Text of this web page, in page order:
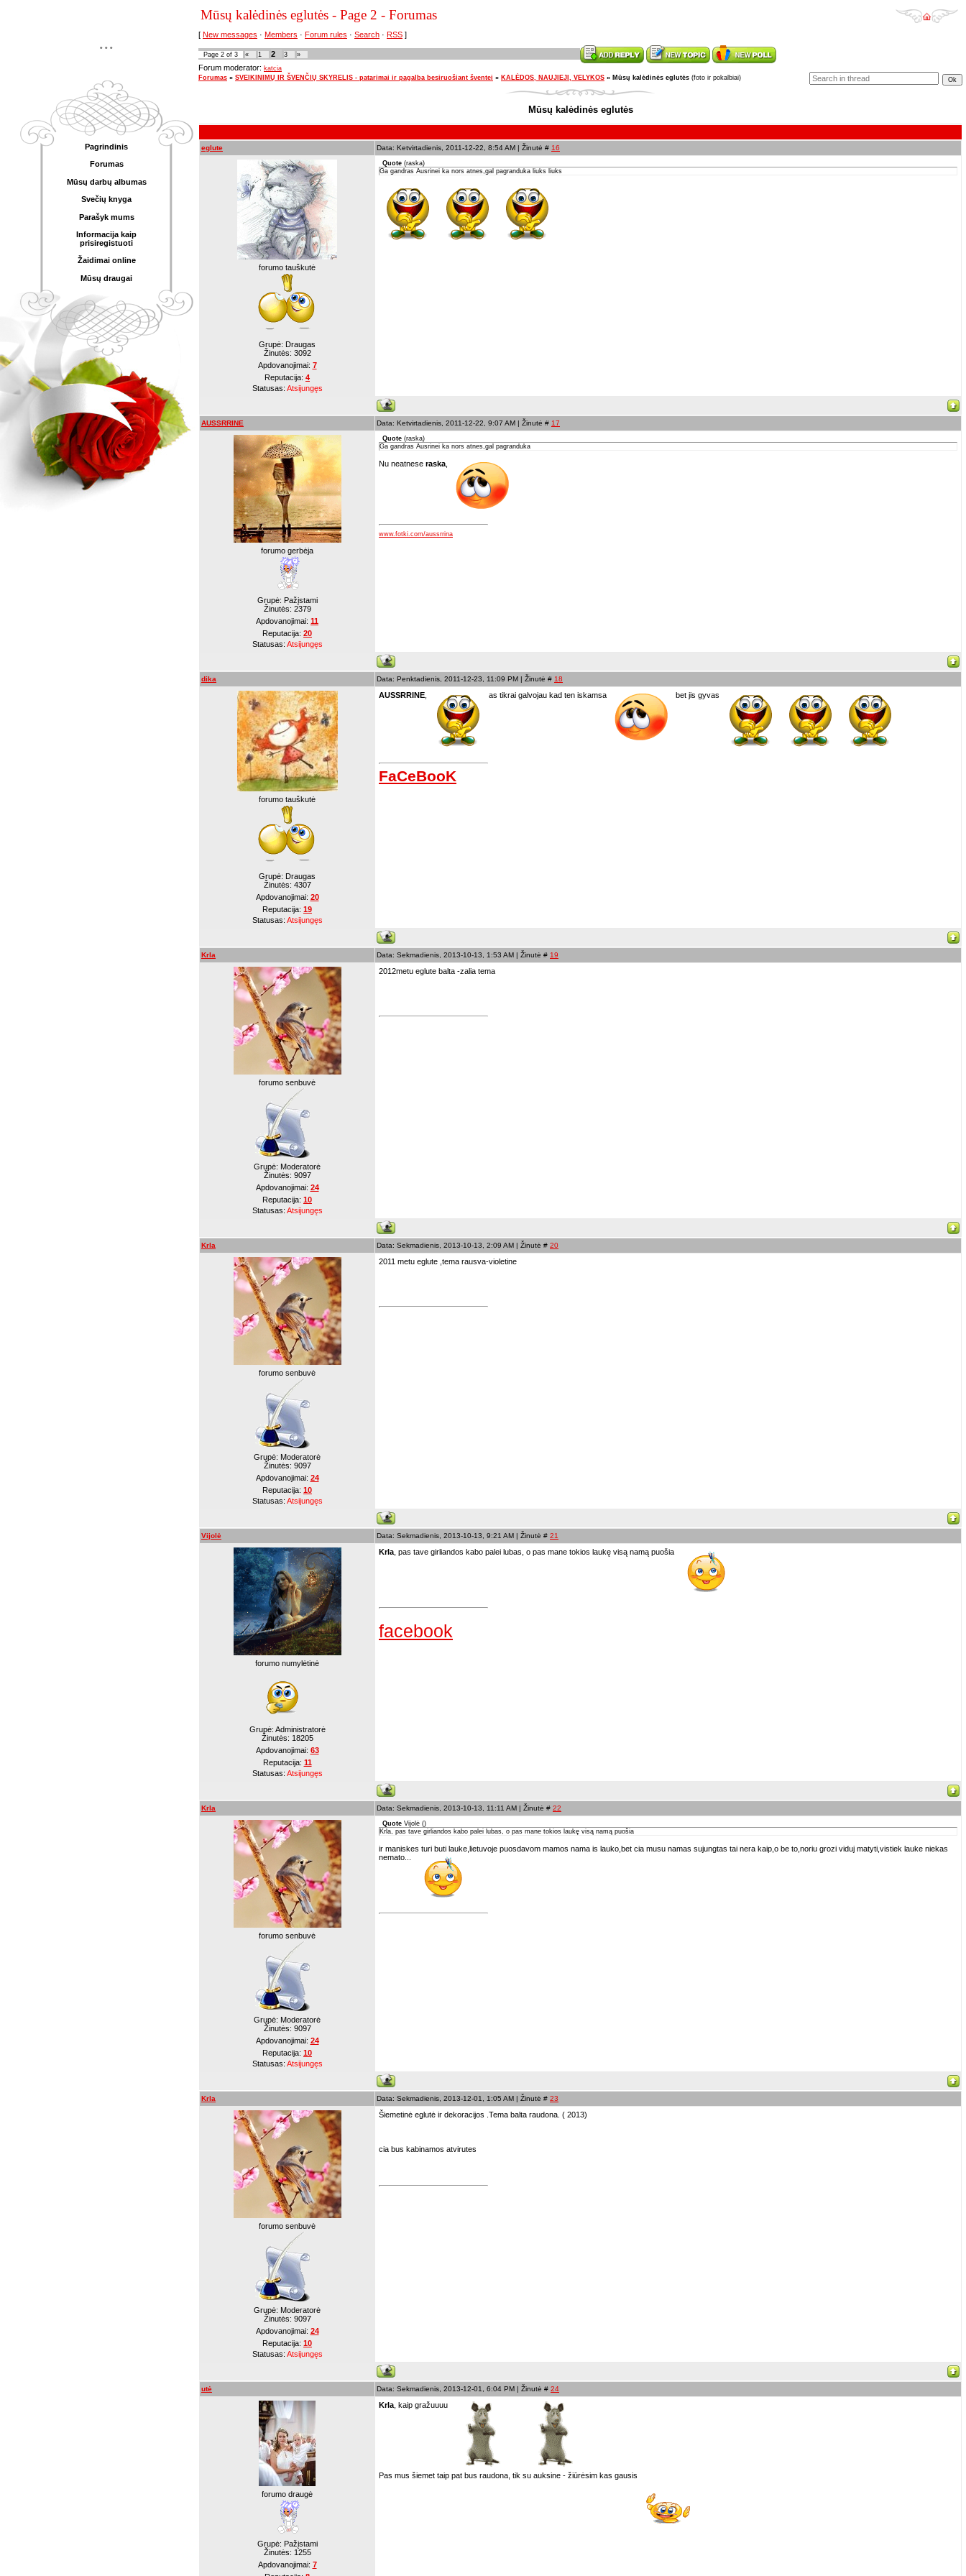
...
Pagrindinis
Forumas
Mūsų darbų albumas
Svečių knyga
Parašyk mums
Informacija kaip
prisiregistuoti
Žaidimai online
Mūsų draugai
Mūsų kalėdinės eglutės - Page 2 - Forumas
[ New messages · Members · Forum rules · Search · RSS ]
Page 2 of 3 « 1 2 3 »
Forum moderator: katcia
Forumas » SVEIKINIMŲ IR ŠVENČIŲ SKYRELIS - patarimai ir pagalba besiruošiant šventei » KALĖDOS, NAUJIEJI, VELYKOS » Mūsų kalėdinės eglutės (foto ir pokalbiai)
Mūsų kalėdinės eglutės
eglute Data: Ketvirtadienis, 2011-12-22, 8:54 AM | Žinutė # 16
forumo tauškutė
Grupė: Draugas
Žinutės: 3092
Apdovanojimai: 7
Reputacija: 4
Statusas: Atsijungęs
Quote (raska)
Ga gandras Ausrinei ka nors atnes,gal pagranduka liuks liuks
AUSSRRINE Data: Ketvirtadienis, 2011-12-22, 9:07 AM | Žinutė # 17
forumo gerbėja
Grupė: Pažįstami
Žinutės: 2379
Apdovanojimai: 11
Reputacija: 20
Statusas: Atsijungęs
Quote (raska)
Ga gandras Ausrinei ka nors atnes,gal pagranduka
Nu neatnese raska
www.fotki.com/aussrrina
dika Data: Penktadienis, 2011-12-23, 11:09 PM | Žinutė # 18
forumo tauškutė
Grupė: Draugas
Žinutės: 4307
Apdovanojimai: 20
Reputacija: 19
Statusas: Atsijungęs
AUSSRRINE as tikrai galvojau kad ten iskamsa bet jis gyvas
FaCeBooK
Krla Data: Sekmadienis, 2013-10-13, 1:53 AM | Žinutė # 19
forumo senbuvė
Grupė: Moderatorė
Žinutės: 9097
Apdovanojimai: 24
Reputacija: 10
Statusas: Atsijungęs
2012metu eglute balta -zalia tema
Krla Data: Sekmadienis, 2013-10-13, 2:09 AM | Žinutė # 20
forumo senbuvė
Grupė: Moderatorė
Žinutės: 9097
Apdovanojimai: 24
Reputacija: 10
Statusas: Atsijungęs
2011 metu eglute ,tema rausva-violetine
Vijolė Data: Sekmadienis, 2013-10-13, 9:21 AM | Žinutė # 21
forumo numylėtinė
Grupė: Administratorė
Žinutės: 18205
Apdovanojimai: 63
Reputacija: 11
Statusas: Atsijungęs
Krla , pas tave girliandos kabo palei lubas, o pas mane tokios laukę visą namą puošia
facebook
Krla Data: Sekmadienis, 2013-10-13, 11:11 AM | Žinutė # 22
forumo senbuvė
Grupė: Moderatorė
Žinutės: 9097
Apdovanojimai: 24
Reputacija: 10
Statusas: Atsijungęs
Quote Vijolė ()
Krla, pas tave girliandos kabo palei lubas, o pas mane tokios laukę visą namą puošia
ir maniskes turi buti lauke,lietuvoje puosdavom mamos nama is lauko,bet cia musu namas sujungtas tai nera kaip,o be to,noriu grozi viduj matyti,vistiek lauke niekas
nemato...
Krla Data: Sekmadienis, 2013-12-01, 1:05 AM | Žinutė # 23
forumo senbuvė
Grupė: Moderatorė
Žinutės: 9097
Apdovanojimai: 24
Reputacija: 10
Statusas: Atsijungęs
Šiemetinė eglutė ir dekoracijos .Tema balta raudona. ( 2013)
cia bus kabinamos atvirutes
utė Data: Sekmadienis, 2013-12-01, 6:04 PM | Žinutė # 24
forumo draugė
Grupė: Pažįstami
Žinutės: 1255
Apdovanojimai: 7
Krla , kaip gražuuuu
Pas mus šiemet taip pat bus raudona, tik su auksine - žiūrėsim kas gausis